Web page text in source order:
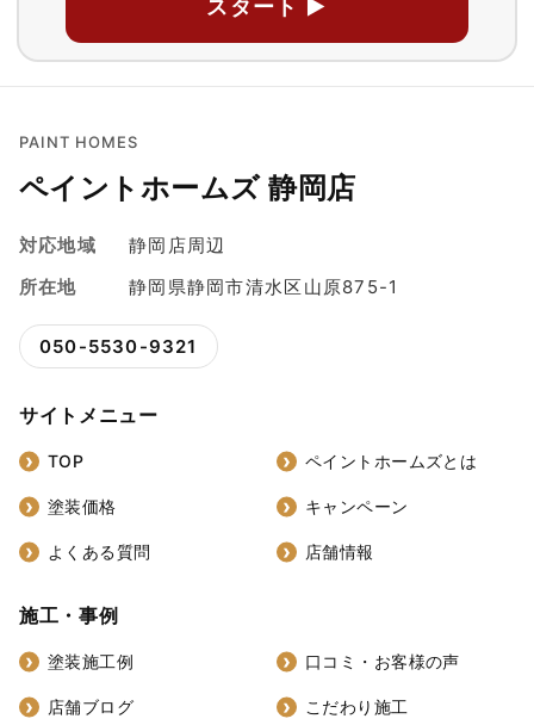
スタート ▶
PAINT HOMES
ペイントホームズ 静岡店
対応地域
静岡店周辺
所在地
静岡県静岡市清水区山原875-1
050-5530-9321
サイトメニュー
TOP ペイントホームズとは
塗装価格 キャンペーン
よくある質問 店舗情報
施工・事例
塗装施工例 口コミ・お客様の声
店舗ブログ こだわり施工